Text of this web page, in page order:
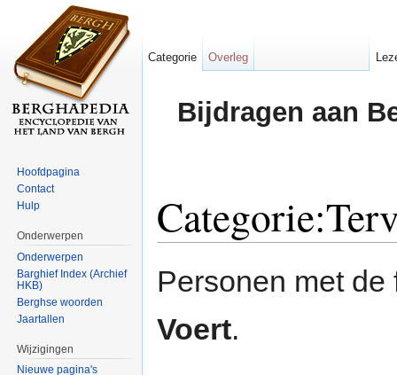
Bijdragen aan
Personen met
Voert.
Categorie Overleg
Hoofdpagina
Contact
Hulp
Onderwerpen
Onderwerpen
Barghief Index (Archief
HKB)
Berghse woorden
Jaartallen
Wijzigingen
Nieuwe pagina's